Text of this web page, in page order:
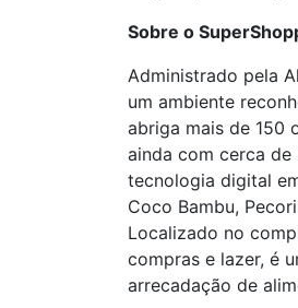
Sobre o
Administrado pela
um ambiente
abriga mais de 150
ainda com cerca
tecnologia digital
Coco Bambu,
Localizado no
compras e lazer, é
arrecadação de